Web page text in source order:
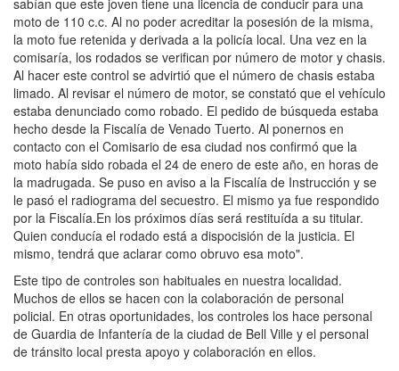
sabían que este joven tiene una licencia de conducir para una
moto de 110 c.c. Al no poder acreditar la posesión de la misma,
la moto fue retenida y derivada a la policía local. Una vez en la
comisaría, los rodados se verifican por número de motor y chasis.
Al hacer este control se advirtió que el número de chasis estaba
limado. Al revisar el número de motor, se constató que el vehículo
estaba denunciado como robado. El pedido de búsqueda estaba
hecho desde la Fiscalía de Venado Tuerto. Al ponernos en
contacto con el Comisario de esa ciudad nos confirmó que la
moto había sido robada el 24 de enero de este año, en horas de
la madrugada. Se puso en aviso a la Fiscalía de Instrucción y se
le pasó el radiograma del secuestro. El mismo ya fue respondido
por la Fiscalía.En los próximos días será restituída a su titular.
Quien conducía el rodado está a dispocisión de la justicia. El
mismo, tendrá que aclarar como obruvo esa moto".
Este tipo de controles son habituales en nuestra localidad.
Muchos de ellos se hacen con la colaboración de personal
policial. En otras oportunidades, los controles los hace personal
de Guardia de Infantería de la ciudad de Bell Ville y el personal
de tránsito local presta apoyo y colaboración en ellos.